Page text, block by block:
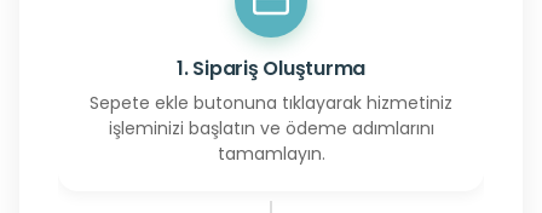
1. Sipariş Oluşturma
Sepete ekle butonuna tıklayarak hizmetiniz
işleminizi başlatın ve ödeme adımlarını
tamamlayın.